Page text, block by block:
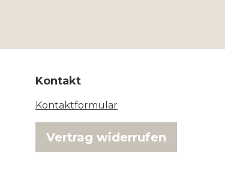
Kontakt
Kontaktformular
Vertrag widerrufen